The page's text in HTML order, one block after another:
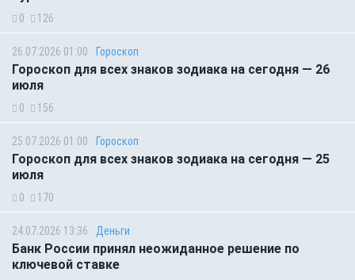
0 126
26.07.2026 01:00 Гороскоп
Гороскоп для всех знаков зодиака на сегодня — 26
июля
0 156
25.07.2026 01:00 Гороскоп
Гороскоп для всех знаков зодиака на сегодня — 25
июля
0 170
24.07.2026 13:36 Деньги
Банк России принял неожиданное решение по
ключевой ставке